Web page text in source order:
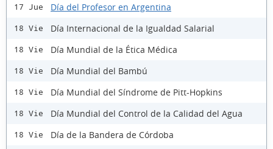
17 Jue Día del Profesor en Argentina
18 Vie Día Internacional de la Igualdad Salarial
18 Vie Día Mundial de la Ética Médica
18 Vie Día Mundial del Bambú
18 Vie Día Mundial del Síndrome de Pitt-Hopkins
18 Vie Día Mundial del Control de la Calidad del Agua
18 Vie Día de la Bandera de Córdoba